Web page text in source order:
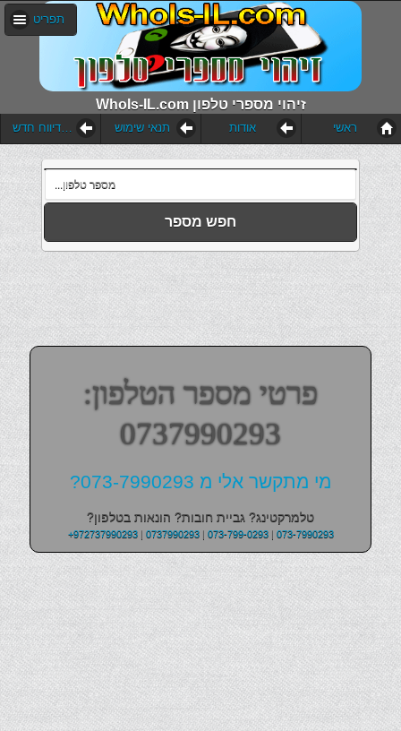
WhoIs-IL.com זיהוי מספרי טלפון
תפריט
הוסף דיווח חדש תנאי שימוש אודות ראשי
חפש מספר
פרטי מספר הטלפון:
0737990293
מי מתקשר אלי מ 073-7990293?
טלמרקטינג? גביית חובות? הונאות בטלפון?
+972737990293| 0737990293| 073-799-0293| 073-7990293